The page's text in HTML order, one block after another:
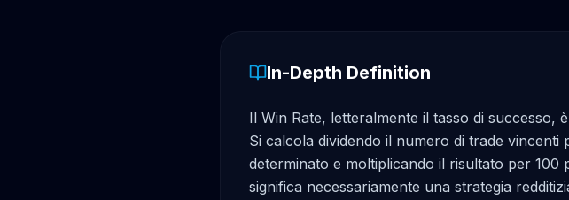
In-Depth Definition
Il Win Rate, letteralmente il tasso di
Si calcola dividendo il numero di trade
determinato e moltiplicando il risultato per
significa necessariamente una strategia